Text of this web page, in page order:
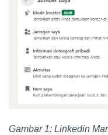
Gambar 1: Linkedin